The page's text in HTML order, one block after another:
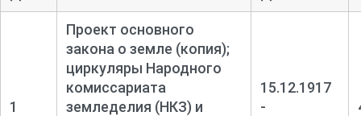
1
Проект основного
закона о земле (копия);
циркуляры Народного
комиссариата
земледелия (НКЗ) и
15.12.1917
-